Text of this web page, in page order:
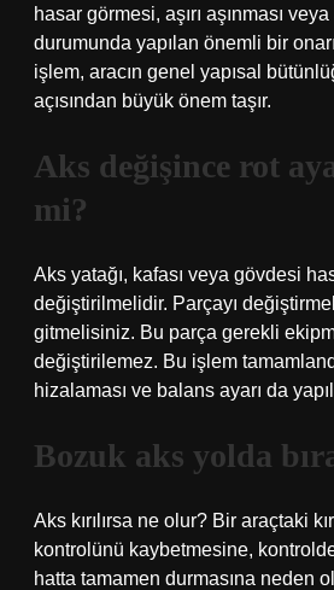
hasar görmesi, aşırı aşınması veya
durumunda yapılan önemli bir
işlem, aracın genel yapısal
açısından büyük önem taşır.
Aks değişince rot
mi?
Aks yatağı, kafası veya gövdesi
değiştirilmelidir. Parçayı
gitmelisiniz. Bu parça gerekli
değiştirilemez. Bu işlem
hizalaması ve balans ayarı da
Bozuk aks yolda
Aks kırılırsa ne olur? Bir araçtaki
kontrolünü kaybetmesine,
hatta tamamen durmasına neden